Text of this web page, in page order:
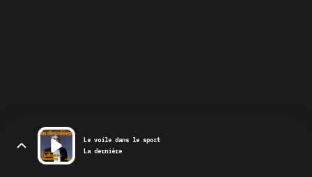
Le voile dans le sport
La dernière